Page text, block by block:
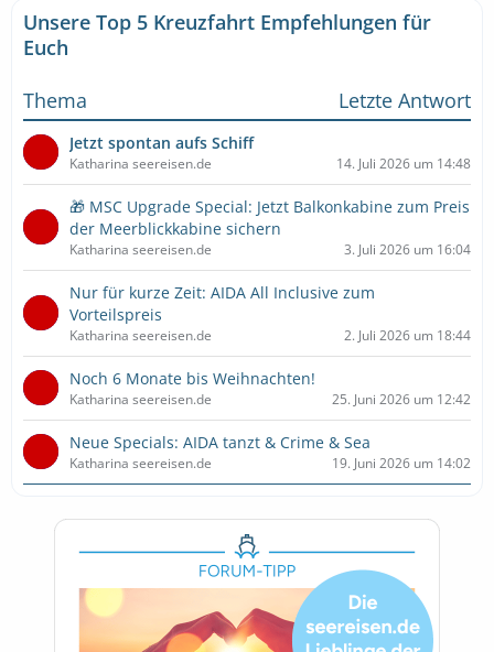
Unsere Top 5 Kreuzfahrt Empfehlungen für
Euch
Thema
Letzte Antwort
Jetzt spontan aufs Schiff
Katharina seereisen.de 14. Juli 2026 um 14:48
🎁 MSC Upgrade Special: Jetzt Balkonkabine zum Preis
der Meerblickkabine sichern
Katharina seereisen.de 3. Juli 2026 um 16:04
Nur für kurze Zeit: AIDA All Inclusive zum
Vorteilspreis
Katharina seereisen.de 2. Juli 2026 um 18:44
Noch 6 Monate bis Weihnachten!
Katharina seereisen.de 25. Juni 2026 um 12:42
Neue Specials: AIDA tanzt & Crime & Sea
Katharina seereisen.de 19. Juni 2026 um 14:02